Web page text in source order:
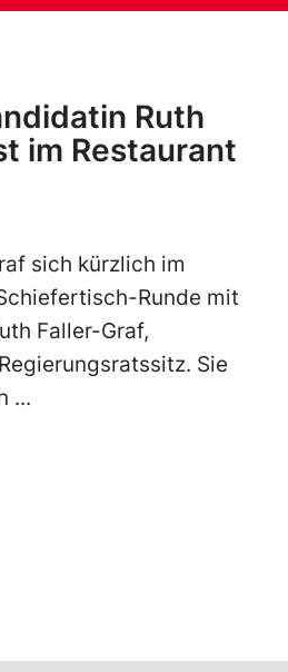
Ruth
im Restaurant
sich kürzlich im
Runde mit
Faller-Graf,
Sie